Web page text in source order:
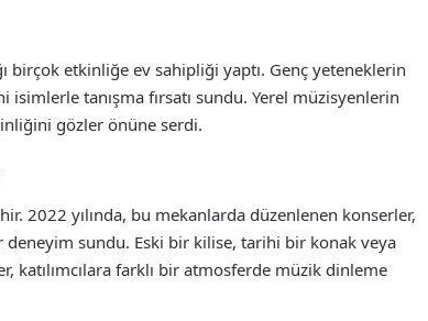
birçok etkinliğe ev sahipliği yaptı. Genç yeteneklerin
tanışma fırsatı sundu. Yerel müzisyenlerin
gözler önüne serdi.
2022 yılında, bu mekanlarda düzenlenen konserler,
sundu. Eski bir kilise, tarihi bir konak veya
farklı bir atmosferde müzik dinleme